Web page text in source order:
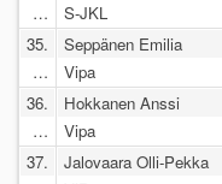
…
S-JKL
35.
…
Seppänen Emilia
Vipa
36.
…
Hokkanen Anssi
Vipa
37.
Jalovaara Olli-Pekka